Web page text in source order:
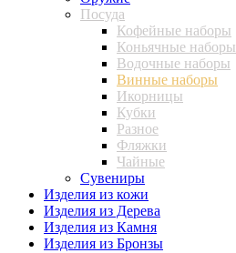
Посуда
Кофейные наборы
Коньячные наборы
Водочные наборы
Винные наборы
Икорницы
Кубки
Разное
Фляжки
Чайные
Сувениры
Изделия из кожи
Изделия из Дерева
Изделия из Камня
Изделия из Бронзы